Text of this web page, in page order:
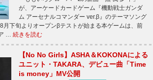
が、アーケードカードゲーム『機動戦士ガンダ
ム アーセナルコマンダー ver.β』のテーマソング
下旬よりオープンβテストが始まる本ゲームは、前
… 続きを読む
【No No Girls】ASHA＆KOKONAによる
ユニット・TAKARA、デビュー曲「Time
is money」MV公開